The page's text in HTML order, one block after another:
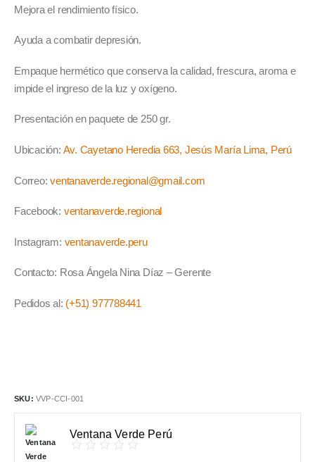
Mejora el rendimiento físico.
Ayuda a combatir depresión.
Empaque hermético que conserva la calidad, frescura, aroma e
impide el ingreso de la luz y oxígeno.
Presentación en paquete de 250 gr.
Ubicación: Av. Cayetano Heredia 663, Jesús María Lima, Perú
Correo:ventanaverde.regional@gmail.com
Facebook: ventanaverde.regional
Instagram: ventanaverde.peru
Contacto: Rosa Ángela Nina Díaz – Gerente
Pedidos al: (+51) 977788441
SKU: VVP-CCI-001
Ventana Verde Perú